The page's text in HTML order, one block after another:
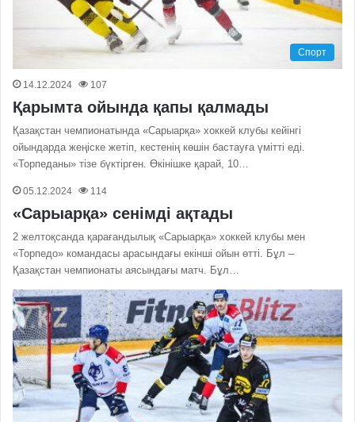
Спорт
14.12.2024 107
Қарымта ойында қапы қалмады
Қазақстан чемпионатында «Сарыарқа» хоккей клубы кейінгі
ойындарда жеңіске жетіп, кестенің көшін бастауға үмітті еді.
«Торпеданы» тізе бүктірген. Өкінішке қарай, 10…
05.12.2024 114
«Сарыарқа» сенімді ақтады
2 желтоқсанда қарағандылық «Сарыарқа» хоккей клубы мен
«Торпедо» командасы арасындағы екінші ойын өтті. Бұл –
Қазақстан чемпионаты аясындағы матч. Бұл…